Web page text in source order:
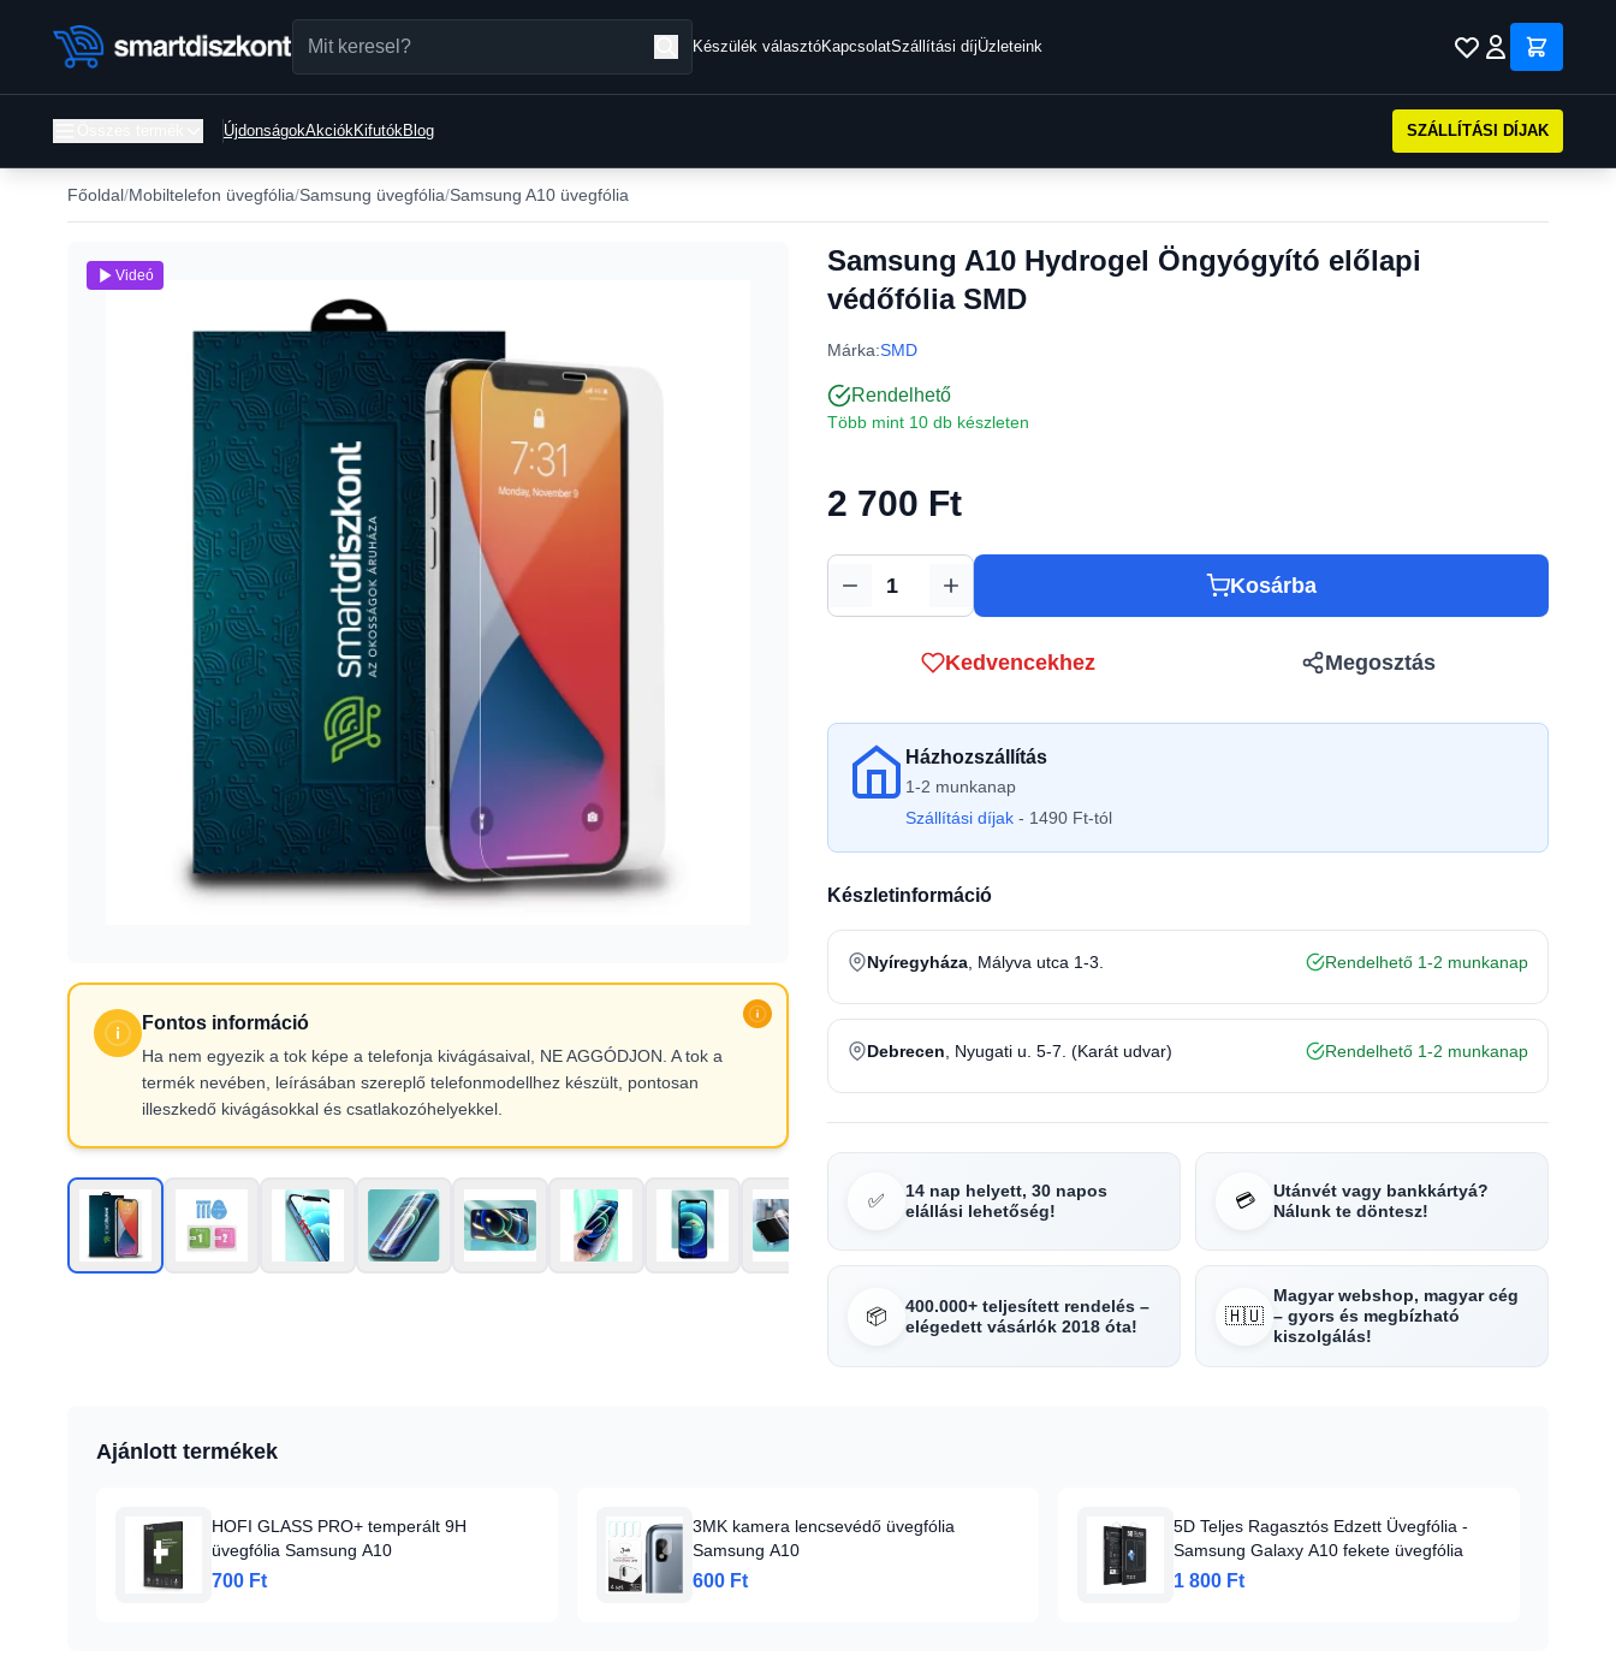
Készülék választóKapcsolatSzállítási díjÜzleteink
ÚjdonságokAkciókKifutókBlog SZÁLLÍTÁSI DÍJAK
Főoldal Mobiltelefon üvegfólia Samsung üvegfólia Samsung A10 üvegfólia
Fontos információ
Ha nem egyezik a tok képe a telefonja kivágásaival, NE AGGÓDJON. A tok a
termék nevében, leírásában szereplő telefonmodellhez készült, pontosan
illeszkedő kivágásokkal és csatlakozóhelyekkel.
Videó
Samsung A10 Hydrogel Öngyógyító előlapi
védőfólia SMD
Márka:SMD
Rendelhető
Több mint 10 db készleten
2 700 Ft
Mennyiség Kosárba
Kedvencekhez Megosztás
Házhozszállítás
1-2 munkanap
Szállítási díjak - 1490 Ft-tól
Készletinformáció
Nyíregyháza , Mályva utca 1-3. Rendelhető 1-2 munkanap
Debrecen , Nyugati u. 5-7. (Karát udvar) Rendelhető 1-2 munkanap
✅
14 nap helyett, 30 napos
elállási lehetőség!
💳
Utánvét vagy bankkártyá?
Nálunk te döntesz!
📦
400.000+ teljesített rendelés –
elégedett vásárlók 2018 óta!
🇭🇺
Magyar webshop, magyar cég
– gyors és megbízható
kiszolgálás!
Ajánlott termékek
HOFI GLASS PRO+ temperált 9H
üvegfólia Samsung A10
700 Ft
3MK kamera lencsevédő üvegfólia
Samsung A10
600 Ft
5D Teljes Ragasztós Edzett Üvegfólia -
Samsung Galaxy A10 fekete üvegfólia
1 800 Ft